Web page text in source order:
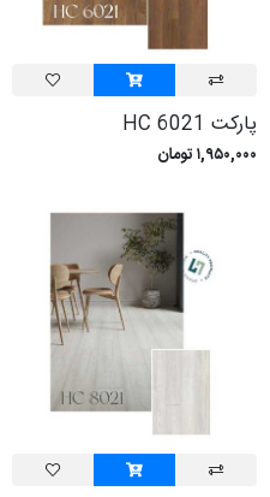
پارکت HC 6021
۱,۹۵۰,۰۰۰ تومان